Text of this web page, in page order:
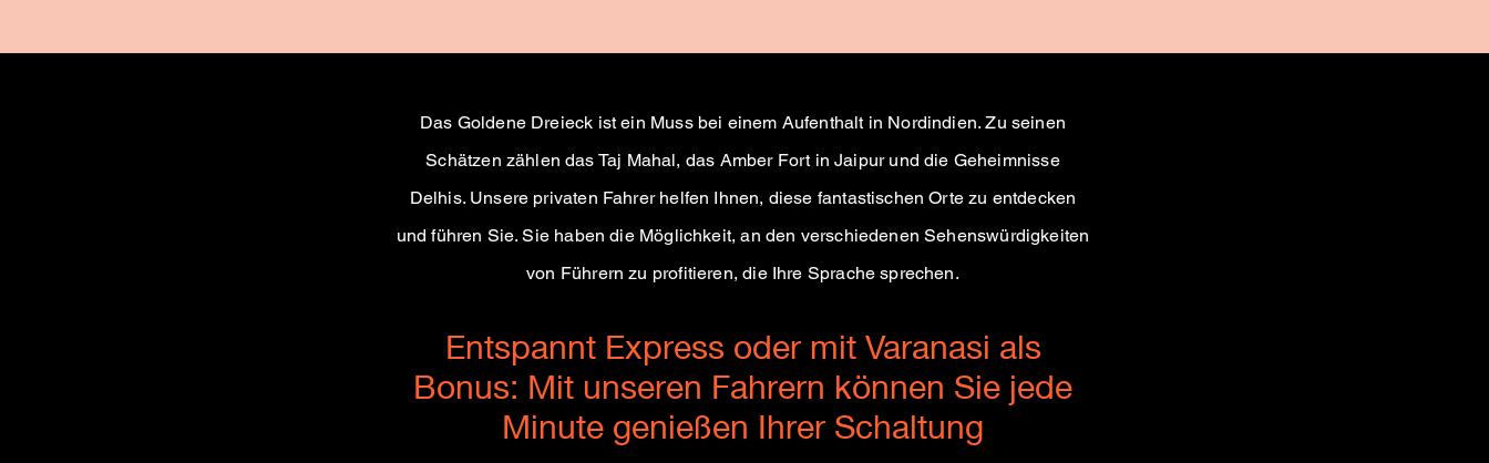
Das Goldene Dreieck ist ein Muss bei einem Aufenthalt in Nordindien. Zu seinen
Schätzen zählen das Taj Mahal, das Amber Fort in Jaipur und die Geheimnisse
Delhis. Unsere privaten Fahrer helfen Ihnen, diese fantastischen Orte zu entdecken
und führen Sie. Sie haben die Möglichkeit, an den verschiedenen Sehenswürdigkeiten
von Führern zu profitieren, die Ihre Sprache sprechen.
Entspannt Express oder mit Varanasi als
Bonus: Mit unseren Fahrern können Sie jede
Minute genießen Ihrer Schaltung